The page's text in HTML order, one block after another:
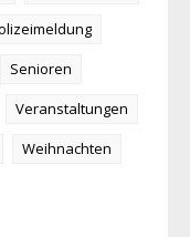
Senioren
Veranstaltungen
Weihnachten